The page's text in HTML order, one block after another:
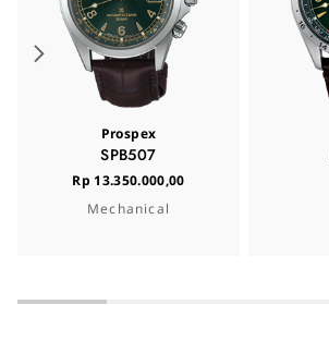
Prospex
SPB507
Rp 13.350.000,00
Mechanical